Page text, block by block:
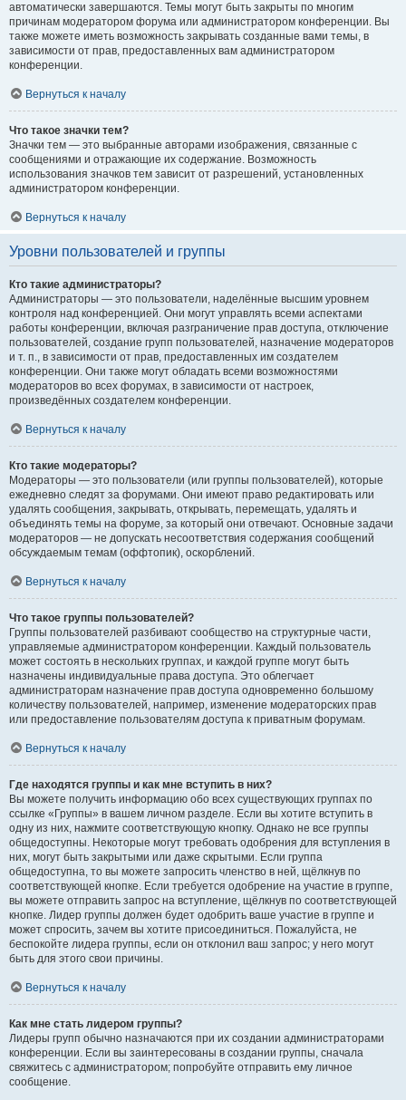
автоматически завершаются. Темы могут быть закрыты по многим
причинам модератором форума или администратором конференции. Вы
также можете иметь возможность закрывать созданные вами темы, в
зависимости от прав, предоставленных вам администратором
конференции.
Вернуться к началу
Что такое значки тем?
Значки тем — это выбранные авторами изображения, связанные с
сообщениями и отражающие их содержание. Возможность
использования значков тем зависит от разрешений, установленных
администратором конференции.
Вернуться к началу
Уровни пользователей и группы
Кто такие администраторы?
Администраторы — это пользователи, наделённые высшим уровнем
контроля над конференцией. Они могут управлять всеми аспектами
работы конференции, включая разграничение прав доступа, отключение
пользователей, создание групп пользователей, назначение модераторов
и т. п., в зависимости от прав, предоставленных им создателем
конференции. Они также могут обладать всеми возможностями
модераторов во всех форумах, в зависимости от настроек,
произведённых создателем конференции.
Вернуться к началу
Кто такие модераторы?
Модераторы — это пользователи (или группы пользователей), которые
ежедневно следят за форумами. Они имеют право редактировать или
удалять сообщения, закрывать, открывать, перемещать, удалять и
объединять темы на форуме, за который они отвечают. Основные задачи
модераторов — не допускать несоответствия содержания сообщений
обсуждаемым темам (оффтопик), оскорблений.
Вернуться к началу
Что такое группы пользователей?
Группы пользователей разбивают сообщество на структурные части,
управляемые администратором конференции. Каждый пользователь
может состоять в нескольких группах, и каждой группе могут быть
назначены индивидуальные права доступа. Это облегчает
администраторам назначение прав доступа одновременно большому
количеству пользователей, например, изменение модераторских прав
или предоставление пользователям доступа к приватным форумам.
Вернуться к началу
Где находятся группы и как мне вступить в них?
Вы можете получить информацию обо всех существующих группах по
ссылке «Группы» в вашем личном разделе. Если вы хотите вступить в
одну из них, нажмите соответствующую кнопку. Однако не все группы
общедоступны. Некоторые могут требовать одобрения для вступления в
них, могут быть закрытыми или даже скрытыми. Если группа
общедоступна, то вы можете запросить членство в ней, щёлкнув по
соответствующей кнопке. Если требуется одобрение на участие в группе,
вы можете отправить запрос на вступление, щёлкнув по соответствующей
кнопке. Лидер группы должен будет одобрить ваше участие в группе и
может спросить, зачем вы хотите присоединиться. Пожалуйста, не
беспокойте лидера группы, если он отклонил ваш запрос; у него могут
быть для этого свои причины.
Вернуться к началу
Как мне стать лидером группы?
Лидеры групп обычно назначаются при их создании администраторами
конференции. Если вы заинтересованы в создании группы, сначала
свяжитесь с администратором; попробуйте отправить ему личное
сообщение.